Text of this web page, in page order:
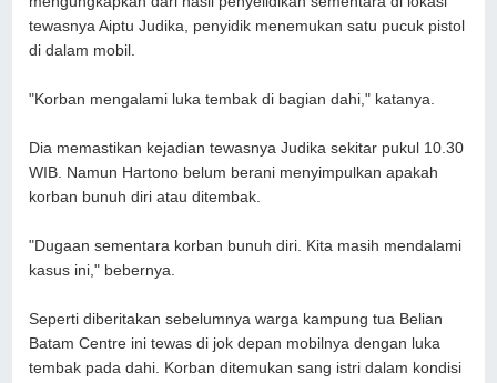
tewasnya Aiptu Judika, penyidik menemukan satu pucuk pistol
di dalam mobil.
"Korban mengalami luka tembak di bagian dahi," katanya.
Dia memastikan kejadian tewasnya Judika sekitar pukul 10.30
WIB. Namun Hartono belum berani menyimpulkan apakah
korban bunuh diri atau ditembak.
"Dugaan sementara korban bunuh diri. Kita masih mendalami
kasus ini," bebernya.
Seperti diberitakan sebelumnya warga kampung tua Belian
Batam Centre ini tewas di jok depan mobilnya dengan luka
tembak pada dahi. Korban ditemukan sang istri dalam kondisi